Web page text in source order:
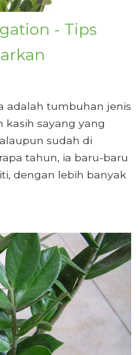
- Tips
adalah tumbuhan jenis
kasih sayang yang
sudah di
tahun, ia baru-baru
dengan lebih banyak